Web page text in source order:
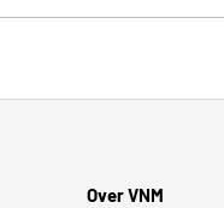
Over VNM